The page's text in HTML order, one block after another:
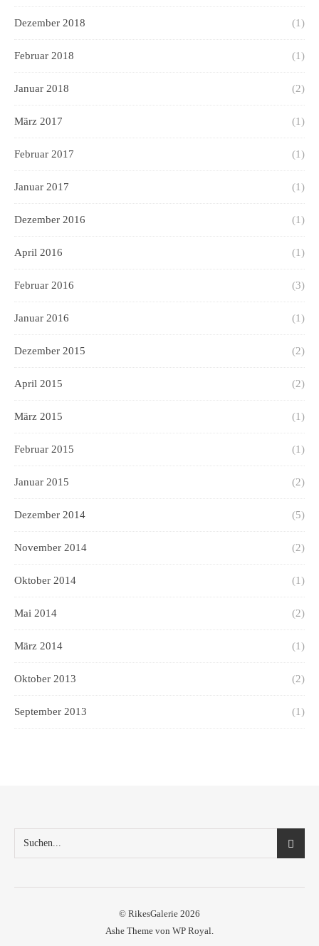
Dezember 2018 (1)
Februar 2018 (1)
Januar 2018 (2)
März 2017 (1)
Februar 2017 (1)
Januar 2017 (1)
Dezember 2016 (1)
April 2016 (1)
Februar 2016 (3)
Januar 2016 (1)
Dezember 2015 (2)
April 2015 (2)
März 2015 (1)
Februar 2015 (1)
Januar 2015 (2)
Dezember 2014 (5)
November 2014 (2)
Oktober 2014 (1)
Mai 2014 (2)
März 2014 (1)
Oktober 2013 (2)
September 2013 (1)
© RikesGalerie 2026
Ashe Theme von WP Royal.